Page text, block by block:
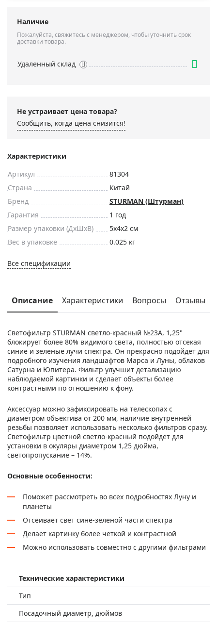
Наличие
Пожалуйста, свяжитесь с менеджером, чтобы уточнить срок
доставки товара.
Удаленный склад
Не устраивает цена товара?
Сообщить, когда цена снизится!
Характеристики
Артикул
81304
Страна
Китай
Бренд
STURMAN (Штурман)
Гарантия
1 год
Размер упаковки (ДxШxВ)
5x4x2 см
Вес в упаковке
0.025 кг
Все спецификации
Описание Характеристики Вопросы Отзывы
Светофильтр STURMAN светло-красный №23А, 1,25"
блокирует более 80% видимого света, полностью отсекая
синие и зеленые лучи спектра. Он прекрасно подойдет для
подробного изучения ландшафтов Марса и Луны, облаков
Сатурна и Юпитера. Фильтр улучшит детализацию
наблюдаемой картинки и сделает объекты более
контрастными по отношению к фону.
Аксессуар можно зафиксировать на телескопах с
диаметром объектива от 200 мм, наличие внутренней
резьбы позволяет использовать несколько фильтров сразу.
Светофильтр цветной светло-красный подойдет для
установки в окуляры диаметром 1,25 дюйма,
светопропускание – 14%.
Основные особенности:
Поможет рассмотреть во всех подробностях Луну и
планеты
Отсеивает свет сине-зеленой части спектра
Делает картинку более четкой и контрастной
Можно использовать совместно с другими фильтрами
Технические характеристики
Тип
Посадочный диаметр, дюймов